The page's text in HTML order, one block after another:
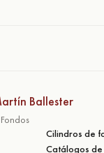
Ballester
Cilindros de
Catálogos de